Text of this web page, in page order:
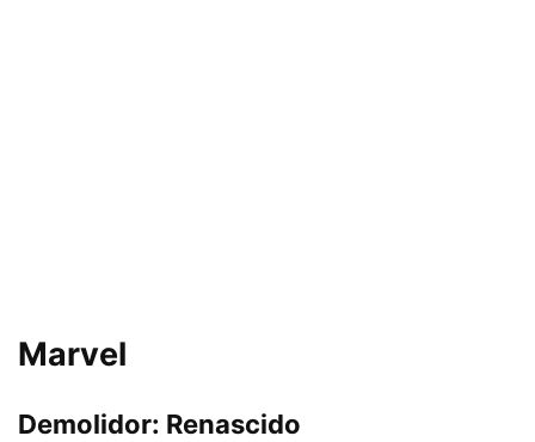
Marvel
Demolidor: Renascido